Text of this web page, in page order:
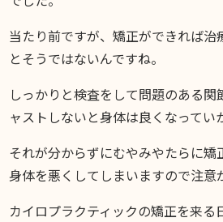
当たり前ですが、矯正ができれば治
とそうではないんですね。
しっかりと検査をして問題のある関
ャストしないと身体は良くなってい
それが分からずにむやみやたらに矯
身体を悪くしてしまいますので注意
カイロプラクティックの矯正を来る